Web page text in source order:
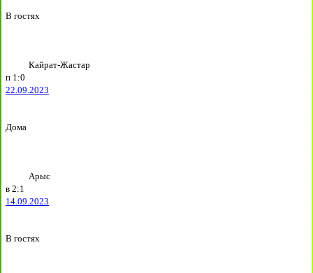
В гостях
Кайрат-Жастар
п 1:0
22.09.2023
Дома
Арыс
в 2:1
14.09.2023
В гостях